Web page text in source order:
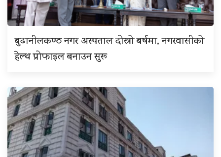
बुढानीलकण्ठ नगर अस्पताल दोस्रो बर्षमा, नगरवासीको
हेल्थ प्रोफाइल बनाउन सुरू